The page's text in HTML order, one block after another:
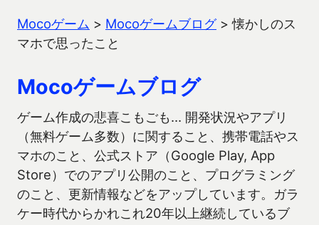
Mocoゲーム > Mocoゲームブログ>懐かしのス
マホで思ったこと
Mocoゲームブログ
ゲーム作成の悲喜こもごも… 開発状況やアプリ
（無料ゲーム多数）に関すること、携帯電話やス
マホのこと、公式ストア（Google Play, App
Store）でのアプリ公開のこと、プログラミング
のこと、更新情報などをアップしています。ガラ
ケー時代からかれこれ20年以上継続しているブ